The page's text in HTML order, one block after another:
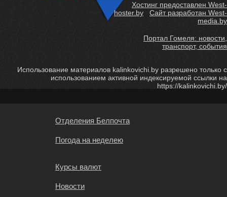
Хостинг предоставлен West-
hoster.by
Сайт разработан West-
media.by
Портал Гомеля: новости,
транспорт, события
Использование материалов kalinkovichi.by разрешено только с
использованием активной индексируемой ссылки на
https://kalinkovichi.by/
Отделения Белпочта
Погода на неделею
Курсы валют
Новости